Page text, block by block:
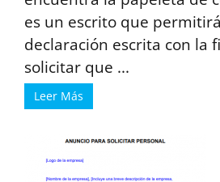
es un escrito que
declaración escrita con la
solicitar que ...
Leer Más